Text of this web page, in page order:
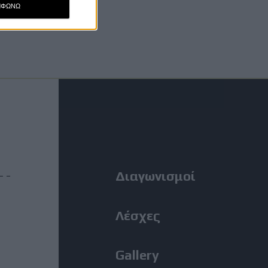
Διαγωνισμοί
Λέσχες
Gallery